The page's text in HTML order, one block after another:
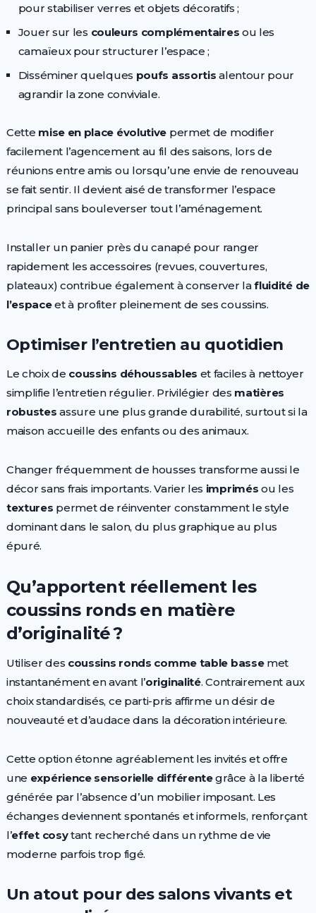
pour stabiliser verres et objets décoratifs ;
Jouer sur les couleurs complémentaires ou les
camaïeux pour structurer l’espace ;
Disséminer quelques poufs assortis alentour pour
agrandir la zone conviviale.
Cette mise en place évolutive permet de modifier
facilement l’agencement au fil des saisons, lors de
réunions entre amis ou lorsqu’une envie de renouveau
se fait sentir. Il devient aisé de transformer l’espace
principal sans bouleverser tout l’aménagement.
Installer un panier près du canapé pour ranger
rapidement les accessoires (revues, couvertures,
plateaux) contribue également à conserver lafluidité de
l’espaceet à profiter pleinement de ses coussins.
Optimiser l’entretien au quotidien
Le choix de coussins déhoussables et faciles à nettoyer
simplifie l’entretien régulier. Privilégier des matières
robustes assure une plus grande durabilité, surtout si la
maison accueille des enfants ou des animaux.
Changer fréquemment de housses transforme aussi le
décor sans frais importants. Varier les imprimés ou les
textures permet de réinventer constamment le style
dominant dans le salon, du plus graphique au plus
épuré.
Qu’apportent réellement les
coussins ronds en matière
d’originalité ?
Utiliser des coussins ronds comme table bassemet
instantanément en avant l’originalité. Contrairement aux
choix standardisés, ce parti-pris affirme un désir de
nouveauté et d’audace dans la décoration intérieure.
Cette option étonne agréablement les invités et offre
une expérience sensorielle différentegrâce à la liberté
générée par l’absence d’un mobilier imposant. Les
échanges deviennent spontanés et informels, renforçant
l’effet cosytant recherché dans un rythme de vie
moderne parfois trop figé.
Un atout pour des salons vivants et